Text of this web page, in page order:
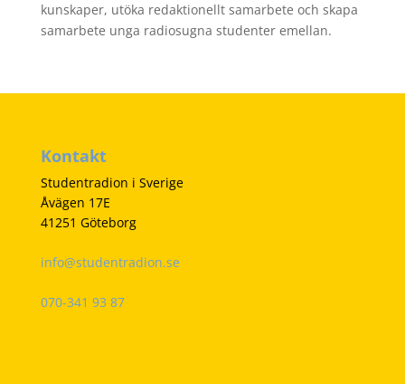
kunskaper, utöka redaktionellt samarbete och skapa
samarbete unga radiosugna studenter emellan.
Kontakt
Studentradion i Sverige
Åvägen 17E
41251 Göteborg
info@studentradion.se
070-341 93 87